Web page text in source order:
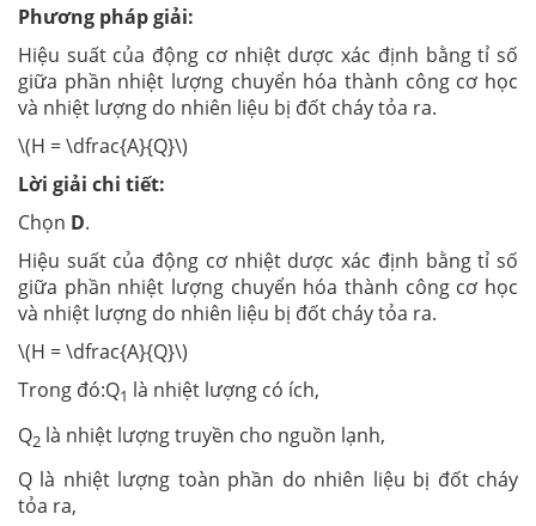
Phương pháp giải:
Hiệu suất của động cơ nhiệt dược xác định bằng tỉ số
giữa phần nhiệt lượng chuyển hóa thành công cơ học
và nhiệt lượng do nhiên liệu bị đốt cháy tỏa ra.
\(H = \dfrac{A}{Q}\)
Lời giải chi tiết:
Chọn D.
Hiệu suất của động cơ nhiệt dược xác định bằng tỉ số
giữa phần nhiệt lượng chuyển hóa thành công cơ học
và nhiệt lượng do nhiên liệu bị đốt cháy tỏa ra.
\(H = \dfrac{A}{Q}\)
Trong đó:Q1 là nhiệt lượng có ích,
Q2 là nhiệt lượng truyền cho nguồn lạnh,
Q là nhiệt lượng toàn phần do nhiên liệu bị đốt cháy
tỏa ra,